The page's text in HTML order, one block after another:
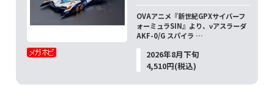
OVAアニメ『新世紀GPXサイバーフ
ォーミュラSIN』より、νアスラーダ
AKF-0/G スパイラ …
2026年8月下旬
4,510円(税込)